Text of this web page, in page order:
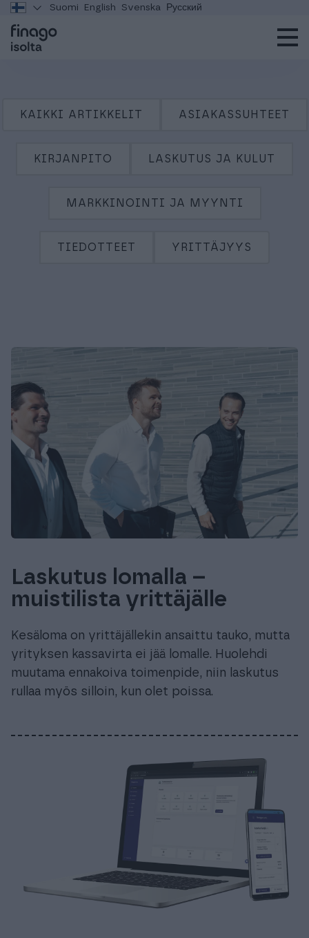
Suomi English Svenska Русский
KAIKKI ARTIKKELIT ASIAKASSUHTEET
KIRJANPITO LASKUTUS JA KULUT
MARKKINOINTI JA MYYNTI
TIEDOTTEET YRITTÄJYYS
Laskutus lomalla –
muistilista yrittäjälle
Kesäloma on yrittäjällekin ansaittu tauko, mutta
yrityksen kassavirta ei jää lomalle. Huolehdi
muutama ennakoiva toimenpide, niin laskutus
rullaa myös silloin, kun olet poissa.